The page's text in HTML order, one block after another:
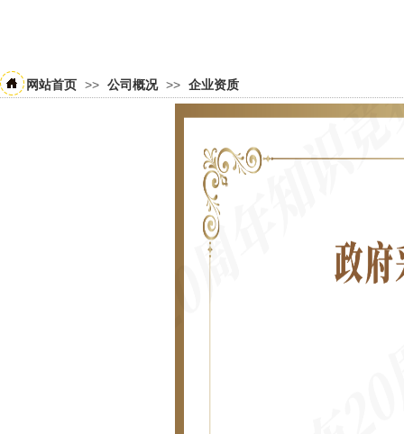
网站首页 >> 公司概况 >> 企业资质